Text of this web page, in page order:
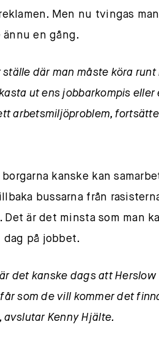
Men nu tvingas man
ännu en gång.
där man måste köra runt
ut ens jobbarkompis eller
arbetsmiljöproblem,
kanske kan
bussarna från
är det minsta som man
dag på jobbet.
det kanske dags att Herslow
som de vill kommer det
Kenny Hjälte.